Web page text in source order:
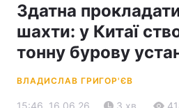
Здатна
шахти: у Китаї
тонну бурову
ВЛАДИСЛАВ ГРИГОР'ЄВ
15:46, 16.06.26 3 хв.